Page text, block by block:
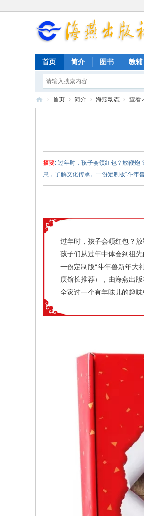
首页 简介 图书 教辅
› 首页 › 简介 › 海燕动态 › 查看
摘要: 过年时，孩子会领红包？放鞭炮
慧，了解文化传承。一份定制版“斗年
过年时，孩子会领红包？
孩子们从过年中体会到祖先
一份定制版“斗年兽新年大
庚馆长推荐），由海燕出
全家过一个有年味儿的趣味